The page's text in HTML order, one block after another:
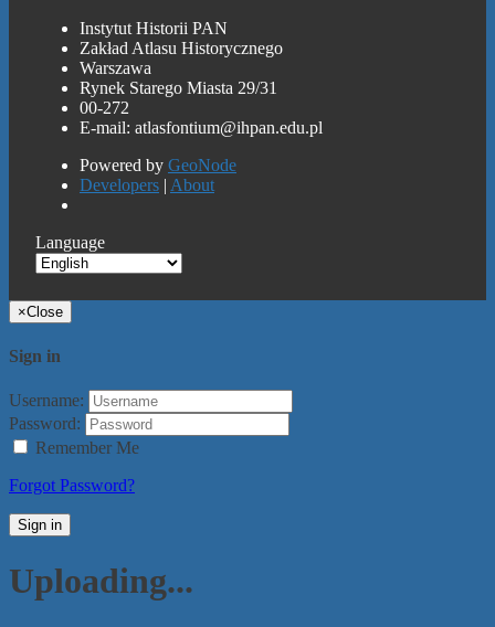
Instytut Historii PAN
Zakład Atlasu Historycznego
Warszawa
Rynek Starego Miasta 29/31
00-272
E-mail: atlasfontium@ihpan.edu.pl
Powered by GeoNode
Developers | About
Language
×Close
Sign in
Username:
Password:
Remember Me
Forgot Password?
Sign in
Uploading...